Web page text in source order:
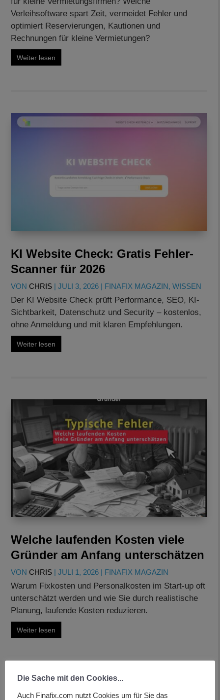
Verleihsoftware spart Zeit, vermeidet Fehler und
optimiert Reservierungen, Kautionen und
Rechnungen für kleine Vermietungen?
Weiter lesen
KI Website Check: Gratis Fehler-
Scanner für 2026
VONCHRIS |JULI 3, 2026 | FINAFIX MAGAZIN,WISSEN
Der KI Website Check prüft Performance, SEO, KI-
Sichtbarkeit, Datenschutz und Security – kostenlos,
ohne Anmeldung und mit klaren Empfehlungen.
Weiter lesen
Welche laufenden Kosten viele
Gründer am Anfang unterschätzen
VONCHRIS |JULI 1, 2026 | FINAFIX MAGAZIN
Warum Fixkosten und Personalkosten im Start-up oft
unterschätzt werden und wie Sie durch realistische
Planung, laufende Kosten reduzieren.
Weiter lesen
Die Sache mit den Cookies...
Auch Finafix.com nutzt Cookies um für Sie das